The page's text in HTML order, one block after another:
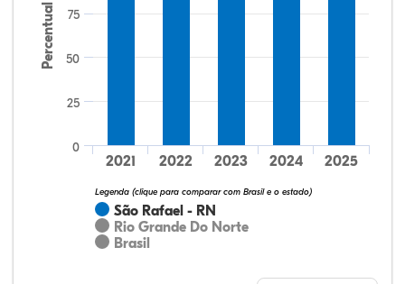
Percentual
São Rafael - RN
Rio Grande Do Norte
Brasil
Legenda (clique para comparar com Brasil e o estado)
2021 2022 2023 2024 2025
0
25
50
75
38,46%
0,00%
0,00%
61,54%
0,00%
0,00%
32,28%
12,07%
0,23%
51,73%
2,94%
0,75%